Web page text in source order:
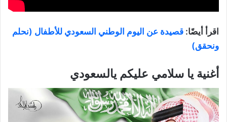
اقرأ أيضًا: قصيدة عن اليوم الوطني السعودي للأطفال (نحلم
ونحقق)
أغنية يا سلامي عليكم يالسعودي